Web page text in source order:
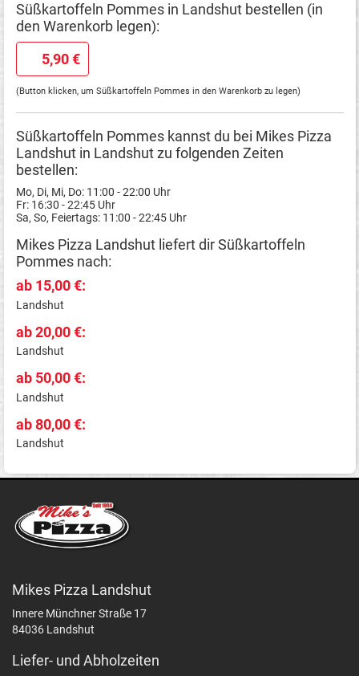
Süßkartoffeln Pommes in Landshut bestellen (in
den Warenkorb legen):
5,90 €
(Button klicken, um Süßkartoffeln Pommes in den Warenkorb zu legen)
Süßkartoffeln Pommes kannst du bei Mikes Pizza
Landshut in Landshut zu folgenden Zeiten
bestellen:
Mo, Di, Mi, Do: 11:00 - 22:00 Uhr
Fr: 16:30 - 22:45 Uhr
Sa, So, Feiertags: 11:00 - 22:45 Uhr
Mikes Pizza Landshut liefert dir Süßkartoffeln
Pommes nach:
ab 15,00 €:
Landshut
ab 20,00 €:
Landshut
ab 50,00 €:
Landshut
ab 80,00 €:
Landshut
Mikes Pizza Landshut
Innere Münchner Straße 17
84036 Landshut
Liefer- und Abholzeiten